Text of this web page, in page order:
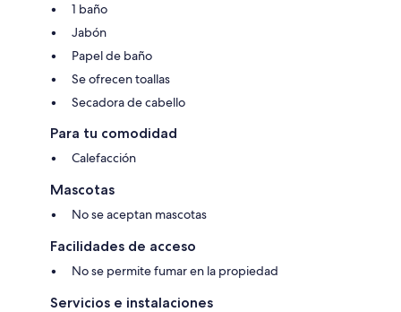
1 baño
Jabón
Papel de baño
Se ofrecen toallas
Secadora de cabello
Para tu comodidad
Calefacción
Mascotas
No se aceptan mascotas
Facilidades de acceso
No se permite fumar en la propiedad
Servicios e instalaciones